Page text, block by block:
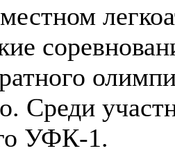
Среди
УФК-1.